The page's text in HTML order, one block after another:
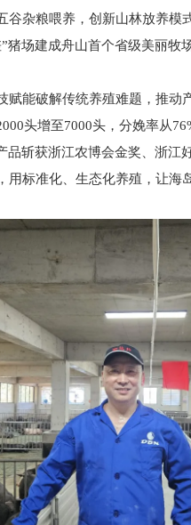
杂粮喂养，创新山林放养
场建成舟山首个省级美丽
能破解传统养殖难题，推
头增至7000头，分娩率从
斩获浙江农博会金奖、浙
标准化、生态化养殖，让海